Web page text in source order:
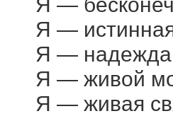
Я —
Я — надежда
Я — живой
Я — живая